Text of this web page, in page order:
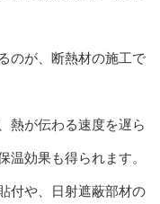
のが、断熱材の施工で
熱が伝わる速度を遅ら
温効果も得られます。
付や、日射遮蔽部材の